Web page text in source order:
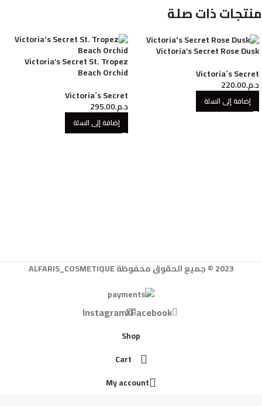
منتجات ذات صلة
Victoria’s Secret Rose Dusk
Victoria´s Secret
د.م.220.00
إضافة إلى السلة
Victoria’s Secret St. Tropez
Beach Orchid
Victoria´s Secret
د.م.295.00
إضافة إلى السلة
2023 © جميع الحقوق محفوظة ALFARIS_COSMETIQUE
Facebook
X
Instagram
Shop
Cart
My account